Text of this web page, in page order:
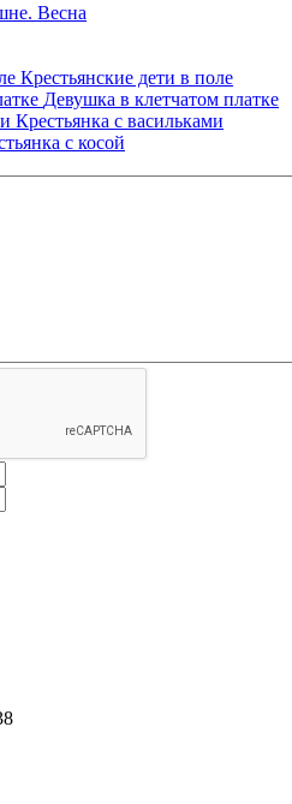
Весна
Крестьянские дети в поле
Девушка в клетчатом платке
Крестьянка с васильками
с косой